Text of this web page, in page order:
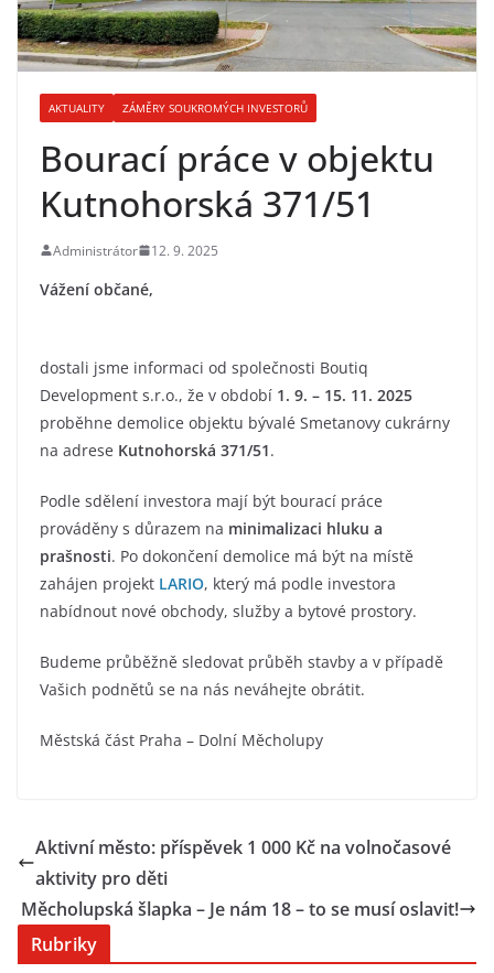
AKTUALITY ZÁMĚRY SOUKROMÝCH INVESTORŮ
Bourací práce v objektu
Kutnohorská 371/51
Administrátor 12. 9. 2025
Vážení občané,
dostali jsme informaci od společnosti Boutiq
Development s.r.o., že v období 1. 9. – 15. 11. 2025
proběhne demolice objektu bývalé Smetanovy cukrárny
na adrese Kutnohorská 371/51.
Podle sdělení investora mají být bourací práce
prováděny s důrazem na minimalizaci hluku a
prašnosti. Po dokončení demolice má být na místě
zahájen projekt LARIO, který má podle investora
nabídnout nové obchody, služby a bytové prostory.
Budeme průběžně sledovat průběh stavby a v případě
Vašich podnětů se na nás neváhejte obrátit.
Městská část Praha – Dolní Měcholupy
Aktivní město: příspěvek 1 000 Kč na volnočasové
aktivity pro děti
Měcholupská šlapka – Je nám 18 – to se musí oslavit!
Rubriky